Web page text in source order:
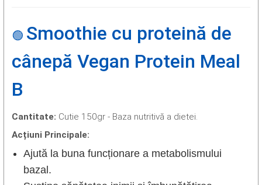
🟢 Smoothie cu proteină de
cânepă Vegan Protein Meal
B
Cantitate: Cutie 150gr - Baza nutritivă a dietei.
Acțiuni Principale:
Ajută la buna funcționare a metabolismului
bazal.